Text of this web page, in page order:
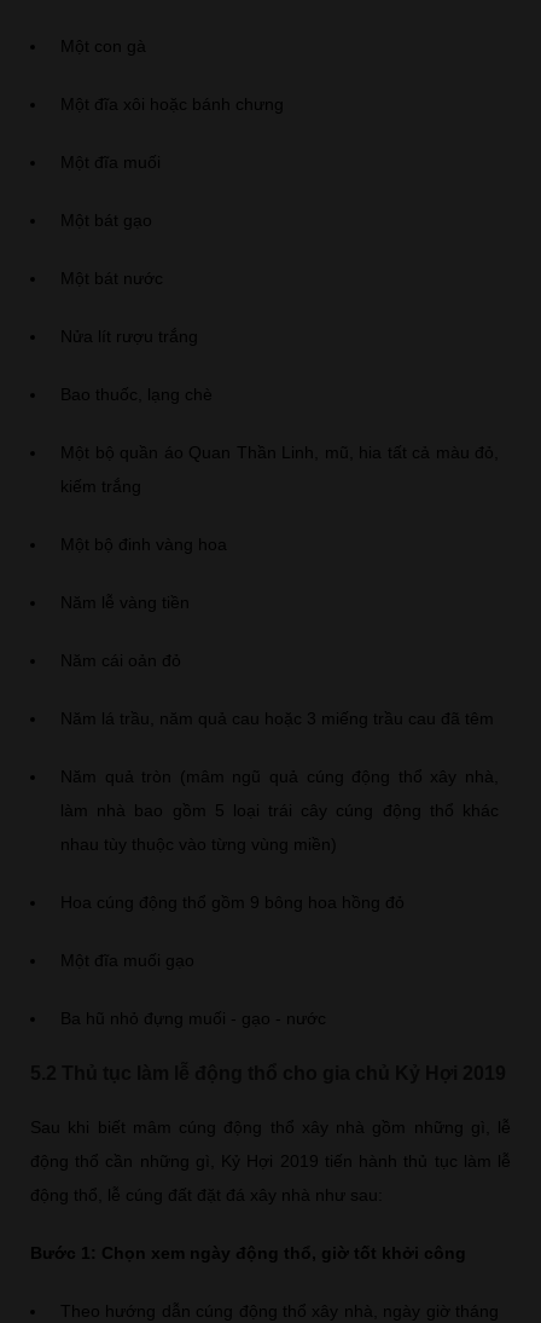
Một con gà
Một đĩa xôi hoặc bánh chưng
Một đĩa muối
Một bát gạo
Một bát nước
Nửa lít rượu trắng
Bao thuốc, lạng chè
Một bộ quần áo Quan Thần Linh, mũ, hia tất cả màu đỏ,
kiếm trắng
Một bộ đinh vàng hoa
Năm lễ vàng tiền
Năm cái oản đỏ
Năm lá trầu, năm quả cau hoặc 3 miếng trầu cau đã têm
Năm quả tròn (mâm ngũ quả cúng động thổ xây nhà,
làm nhà bao gồm 5 loại trái cây cúng động thổ khác
nhau tùy thuộc vào từng vùng miền)
Hoa cúng động thổ gồm 9 bông hoa hồng đỏ
Một đĩa muối gạo
Ba hũ nhỏ đựng muối - gạo - nước
Sau khi biết mâm cúng động thổ xây nhà gồm những gì, lễ
động thổ cần những gì, Kỷ Hợi 2019 tiến hành thủ tục làm lễ
động thổ, lễ cúng đất đặt đá xây nhà như sau:
Bước 1: Chọn xem ngày động thổ, giờ tốt khởi công
Theo hướng dẫn cúng động thổ xây nhà, ngày giờ tháng